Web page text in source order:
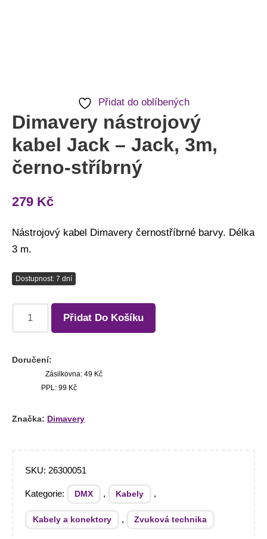
Přidat do oblíbených
Dimavery nástrojový
kabel Jack – Jack, 3m,
černo-stříbrný
279 Kč
Nástrojový kabel Dimavery černostříbrné barvy. Délka
3 m.
Dostupnost: 7 dní
Přidat Do Košíku
Doručení:
Zásilkovna: 49 Kč
PPL: 99 Kč
Značka: Dimavery
SKU: 26300051
Kategorie: DMX , Kabely ,
Kabely a konektory , Zvuková technika